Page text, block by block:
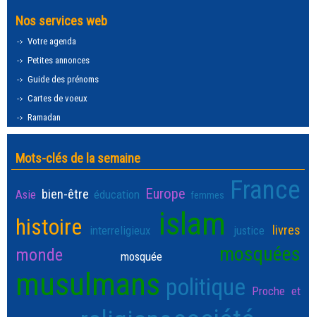
Nos services web
Votre agenda
Petites annonces
Guide des prénoms
Cartes de voeux
Ramadan
Mots-clés de la semaine
Asie bien-être éducation Europe femmes France
histoire interreligieux islam justice livres
monde mosquée mosquées
musulmans politique Proche et